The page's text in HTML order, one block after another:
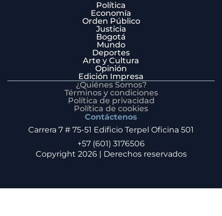
Política
Economía
Orden Público
Justicia
Bogotá
Mundo
Deportes
Arte y Cultura
Opinión
Edición Impresa
¿Quiénes Somos?
Términos y condiciones
Política de privacidad
Política de cookies
Contáctenos
Carrera 7 # 75-51 Edificio Terpel Oficina 501
+57 (601) 3176506
Copyright 2026 | Derechos reservados